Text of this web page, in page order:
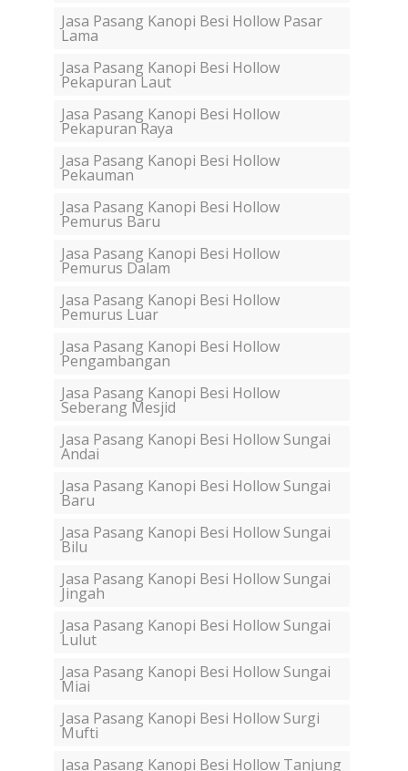
Jasa Pasang Kanopi Besi Hollow Pasar
Lama
Jasa Pasang Kanopi Besi Hollow
Pekapuran Laut
Jasa Pasang Kanopi Besi Hollow
Pekapuran Raya
Jasa Pasang Kanopi Besi Hollow
Pekauman
Jasa Pasang Kanopi Besi Hollow
Pemurus Baru
Jasa Pasang Kanopi Besi Hollow
Pemurus Dalam
Jasa Pasang Kanopi Besi Hollow
Pemurus Luar
Jasa Pasang Kanopi Besi Hollow
Pengambangan
Jasa Pasang Kanopi Besi Hollow
Seberang Mesjid
Jasa Pasang Kanopi Besi Hollow Sungai
Andai
Jasa Pasang Kanopi Besi Hollow Sungai
Baru
Jasa Pasang Kanopi Besi Hollow Sungai
Bilu
Jasa Pasang Kanopi Besi Hollow Sungai
Jingah
Jasa Pasang Kanopi Besi Hollow Sungai
Lulut
Jasa Pasang Kanopi Besi Hollow Sungai
Miai
Jasa Pasang Kanopi Besi Hollow Surgi
Mufti
Jasa Pasang Kanopi Besi Hollow Tanjung